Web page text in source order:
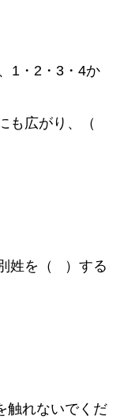
1・2・3・4か
も広がり、（
姓を（ ）する
触れないでくだ